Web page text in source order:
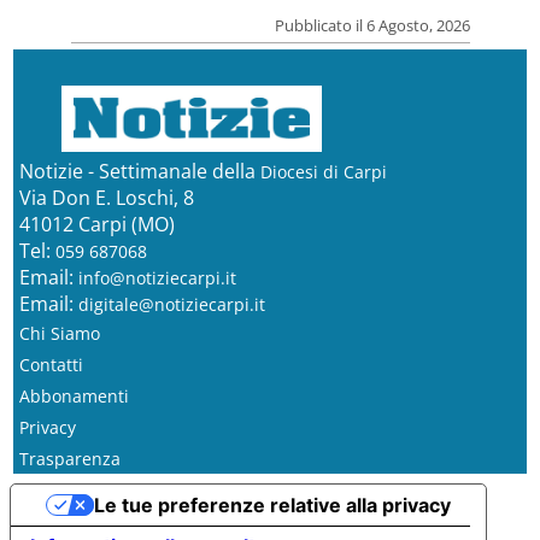
Pubblicato il 6 Agosto, 2026
Notizie - Settimanale della Diocesi di Carpi
Via Don E. Loschi, 8
41012 Carpi (MO)
Tel: 059 687068
Email: info@notiziecarpi.it
Email: digitale@notiziecarpi.it
Chi Siamo
Contatti
Abbonamenti
Privacy
Trasparenza
Le tue preferenze relative alla privacy